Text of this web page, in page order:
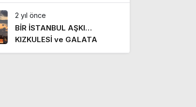
2 yıl önce
BİR İSTANBUL AŞKI…
KIZKULESİ ve GALATA